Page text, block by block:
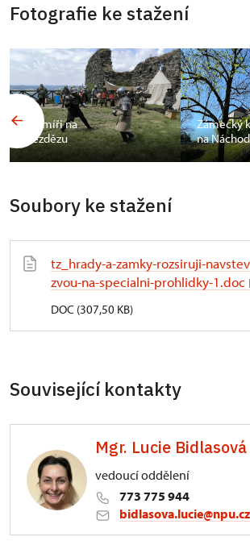
Fotografie ke stažení
Šermíři na
Bezdězu
Zámecký
na
Soubory ke stažení
tz_hrady-a-zamky-rozsiruji-
zvou-na-specialni-prohlidky-1.doc
DOC (307,50 KB)
Související kontakty
Mgr. Lucie Bidlasová
vedoucí oddělení
773 775 944
bidlasova.lucie@npu.cz